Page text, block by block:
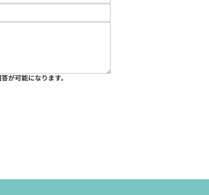
が可能になります。